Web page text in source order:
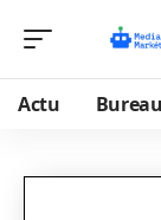
Actu